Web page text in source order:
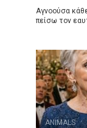
Αγνοούσα
πείσω τον
ANIMALS